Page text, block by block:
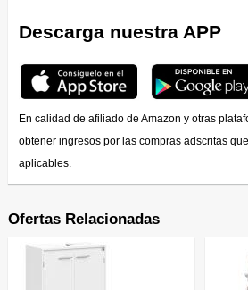
Descarga nuestra APP
En calidad de afiliado de Amazon y otras
obtener ingresos por las compras adscritas
aplicables.
Ofertas Relacionadas